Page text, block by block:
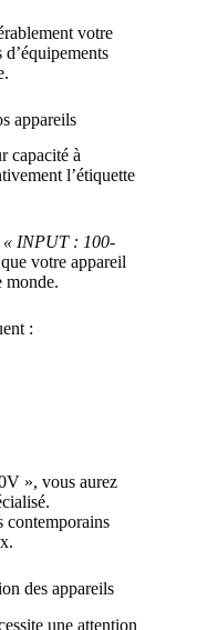
votre
appareils
capacité à
l’étiquette
« INPUT : 100-
votre appareil
monde.
:
», vous aurez
contemporains
des appareils
une attention